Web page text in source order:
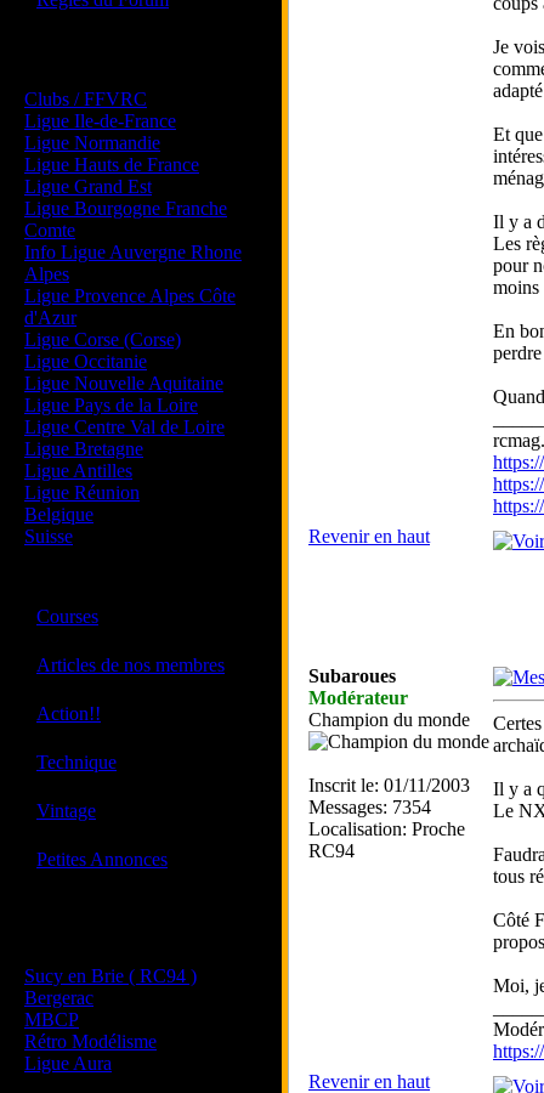
Clubs / FFVRC
Ligue Ile-de-France
Ligue Normandie
Ligue Hauts de France
Ligue Grand Est
Ligue Bourgogne Franche
Comte
Info Ligue Auvergne Rhone
Alpes
Ligue Provence Alpes Côte
d'Azur
Ligue Corse (Corse)
Ligue Occitanie
Ligue Nouvelle Aquitaine
Ligue Pays de la Loire
Ligue Centre Val de Loire
Ligue Bretagne
Ligue Antilles
Ligue Réunion
Belgique
Suisse
Courses
Articles de nos membres
Action!!
Technique
Vintage
Petites Annonces
Sucy en Brie ( RC94 )
Bergerac
MBCP
Rétro Modélisme
Ligue Aura
Je
Et
Il y a
Les
pour
moins
En
Revenir en haut
Subaroues
Modérateur
Champion du monde
Inscrit le: 01/11/2003
Messages: 7354
Localisation: Proche
RC94
Il y a
Le
tous
Côté
Moi,
Revenir en haut